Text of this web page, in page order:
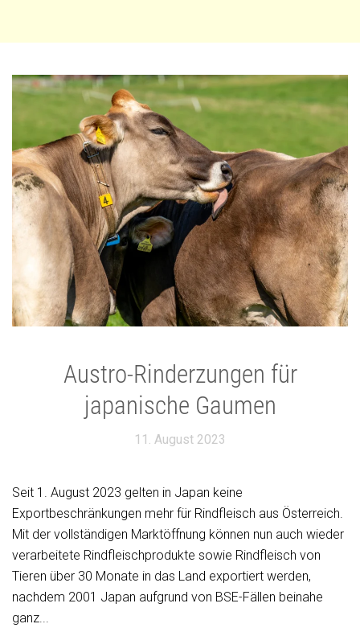
Austro-Rinderzungen für
japanische Gaumen
11. August 2023
Seit 1. August 2023 gelten in Japan keine
Exportbeschränkungen mehr für Rindfleisch aus Österreich.
Mit der vollständigen Marktöffnung können nun auch wieder
verarbeitete Rindfleischprodukte sowie Rindfleisch von
Tieren über 30 Monate in das Land exportiert werden,
nachdem 2001 Japan aufgrund von BSE-Fällen beinahe
ganz...